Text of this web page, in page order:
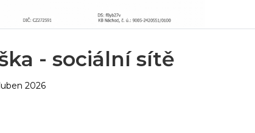
- sociální sítě
2026